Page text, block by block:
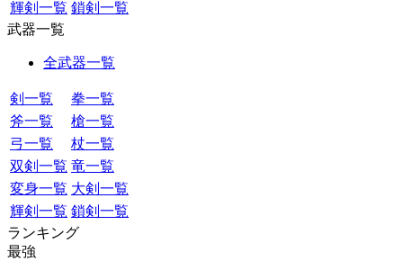
輝剣一覧 鎖剣一覧
武器一覧
全武器一覧
剣一覧
拳一覧
斧一覧
槍一覧
弓一覧
杖一覧
双剣一覧 竜一覧
変身一覧 大剣一覧
輝剣一覧 鎖剣一覧
ランキング
最強